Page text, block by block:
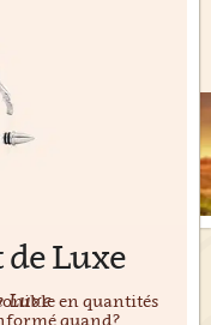
Luxe
Luxe en quantités
quand?